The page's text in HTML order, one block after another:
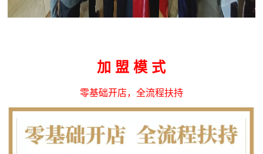
加 盟 模 式
零基础开店，全流程扶持